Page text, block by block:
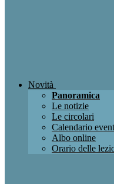
Novità
Panoramica
Le notizie
Le circolari
Calendario
Albo online
Orario delle